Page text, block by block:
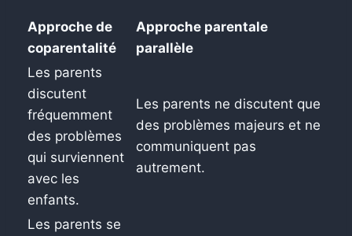
Approche de
coparentalité
Approche parentale
parallèle
Les parents
discutent
fréquemment
des problèmes
qui surviennent
avec les
enfants.
Les parents ne discutent que
des problèmes majeurs et ne
communiquent pas
autrement.
Les parents se